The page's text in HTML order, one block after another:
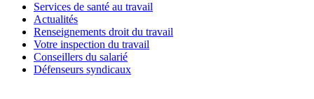
Services de santé au travail
Actualités
Renseignements droit du travail
Votre inspection du travail
Conseillers du salarié
Défenseurs syndicaux